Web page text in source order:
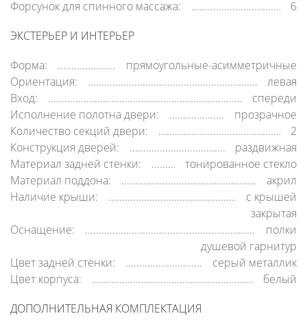
Форсунок для спинного массажа:
6
ЭКСТЕРЬЕР И ИНТЕРЬЕР
Форма:
прямоугольные-асимметричные
Ориентация:
левая
Вход:
спереди
Исполнение полотна двери:
прозрачное
Количество секций двери:
2
Конструкция дверей:
раздвижная
Материал задней стенки:
тонированное стекло
Материал поддона:
акрил
Наличие крыши:
c крышей
закрытая
Оснащение:
полки
душевой гарнитур
Цвет задней стенки:
серый металлик
Цвет корпуса:
белый
ДОПОЛНИТЕЛЬНАЯ КОМПЛЕКТАЦИЯ